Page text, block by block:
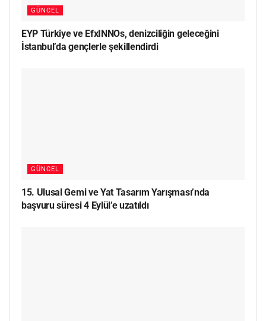
GÜNCEL
EYP Türkiye ve EfxINNOs, denizciliğin geleceğini
İstanbul’da gençlerle şekillendirdi
GÜNCEL
15. Ulusal Gemi ve Yat Tasarım Yarışması’nda
başvuru süresi 4 Eylül’e uzatıldı